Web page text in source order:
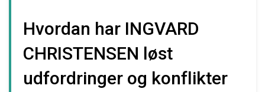
Hvordan har INGVARD
CHRISTENSEN løst
udfordringer og konflikter